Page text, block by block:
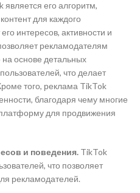
его алгоритм,
для каждого
интересов, активности и
рекламодателям
основе детальных
что делает
того, реклама TikTok
благодаря чему многие
для продвижения
и поведения. TikTok
что позволяет
рекламодателей.